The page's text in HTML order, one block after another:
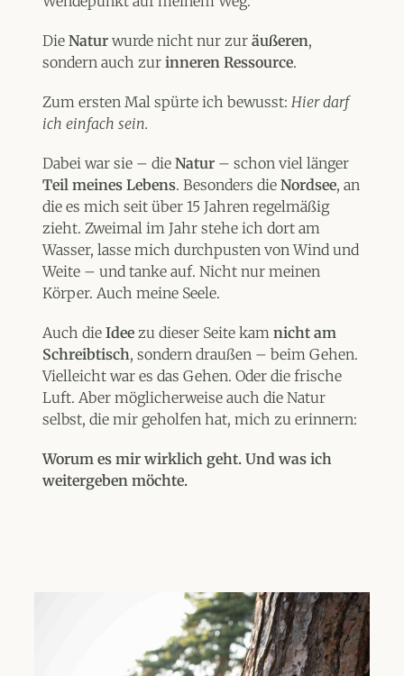
DieNaturwurde nicht nur zuräußeren,
sondern auch zurinneren Ressource.
Zum ersten Mal spürte ich bewusst:Hier darf
ich einfach sein.
Dabei war sie – dieNatur – schon viel länger
Teil meines Lebens. Besonders dieNordsee, an
die es mich seit über 15 Jahren regelmäßig
zieht. Zweimal im Jahr stehe ich dort am
Wasser, lasse mich durchpusten von Wind und
Weite – und tanke auf. Nicht nur meinen
Körper. Auch meine Seele.
Auch dieIdee zu dieser Seite kamnicht am
Schreibtisch, sondern draußen – beim Gehen.
Vielleicht war es das Gehen. Oder die frische
Luft. Aber möglicherweise auch die Natur
selbst, die mir geholfen hat, mich zu erinnern:
Worum es mir wirklich geht. Und was ich
weitergeben möchte.